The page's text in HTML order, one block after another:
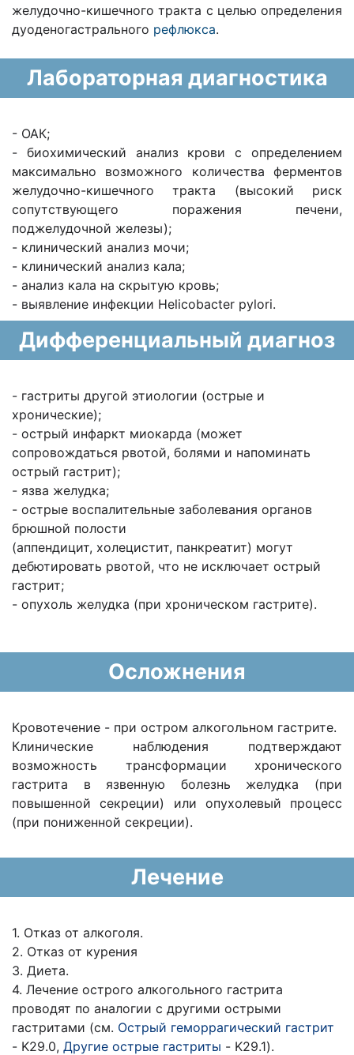
желудочно-кишечного тракта с целью определения
дуоденогастрального рефлюкса.
Лабораторная диагностика
- ОАК;
- биохимический анализ крови с определением
максимально возможного количества ферментов
желудочно-кишечного тракта (высокий риск
сопутствующего поражения печени,
поджелудочной железы);
- клинический анализ мочи;
- клинический анализ кала;
- анализ кала на скрытую кровь;
- выявление инфекции Helicobacter pylori.
Дифференциальный диагноз
- гастриты другой этиологии (острые и
хронические);
- острый инфаркт миокарда (может
сопровождаться рвотой, болями и напоминать
острый гастрит);
- язва желудка;
- острые воспалительные заболевания органов
брюшной полости
(аппендицит, холецистит, панкреатит) могут
дебютировать рвотой, что не исключает острый
гастрит;
- опухоль желудка (при хроническом гастрите).
Осложнения
Кровотечение - при остром алкогольном гастрите.
Клинические наблюдения подтверждают
возможность трансформации хронического
гастрита в язвенную болезнь желудка (при
повышенной секреции) или опухолевый процесс
(при пониженной секреции).
Лечение
1. Отказ от алкоголя.
2. Отказ от курения
3. Диета.
4. Лечение острого алкогольного гастрита
проводят по аналогии с другими острыми
гастритами (см. Острый геморрагический гастрит
- K29.0, Другие острые гастриты - K29.1).